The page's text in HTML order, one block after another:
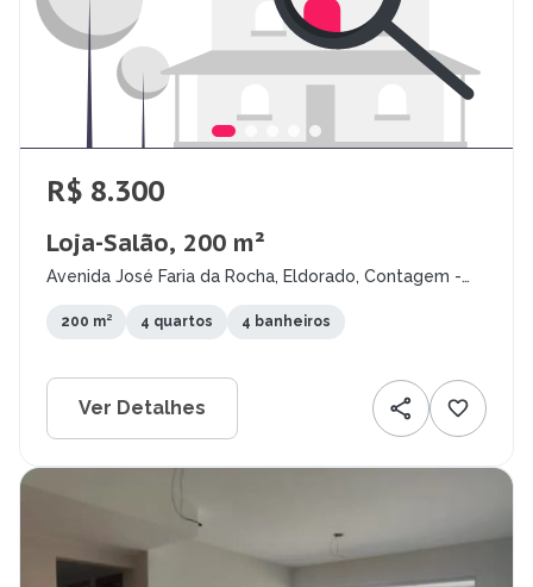
R$ 8.300
Loja-Salão, 200 m²
Avenida José Faria da Rocha, Eldorado, Contagem -
200 m² 4 quartos 4 banheiros
Ver Detalhes